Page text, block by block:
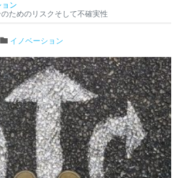
ン
ためのリスクそして不確実性
イノベーション